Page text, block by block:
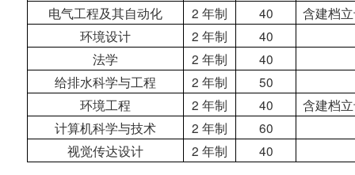
电气工程及其自动化
2 年制 40
含建档
环境设计
2 年制
40
法学
2 年制
40
给排水科学与工程
2 年制
50
环境工程
2 年制 40
含建档
计算机科学与技术
2 年制
60
视觉传达设计
2 年制 40